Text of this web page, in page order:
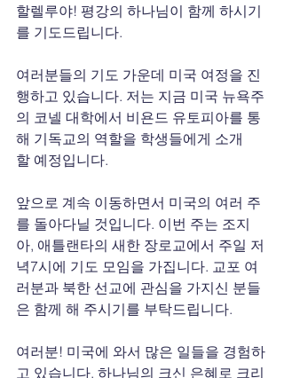
할렐루야! 평강의 하나님이 함께 하시기
를 기도드립니다.
여러분들의 기도 가운데 미국 여정을 진
행하고 있습니다. 저는 지금 미국 뉴욕주
의 코넬 대학에서 비욘드 유토피아를 통
해 기독교의 역할을 학생들에게 소개
할 예정입니다.
앞으로 계속 이동하면서 미국의 여러 주
를 돌아다닐 것입니다. 이번 주는 조지
아, 애틀랜타의 새한 장로교에서 주일 저
녁7시에 기도 모임을 가집니다. 교포 여
러분과 북한 선교에 관심을 가지신 분들
은 함께 해 주시기를 부탁드립니다.
여러분! 미국에 와서 많은 일들을 경험하
고 있습니다. 하나님의 크신 은혜로 크리